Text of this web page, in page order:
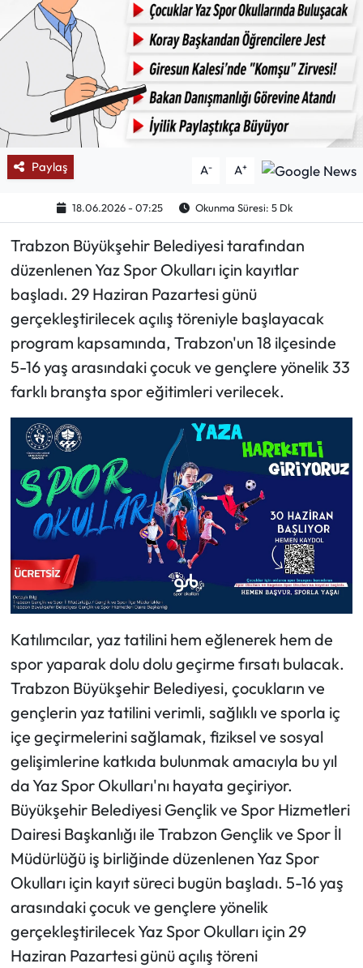
Paylaş A- A+
18.06.2026 - 07:25 Okunma Süresi: 5 Dk
Trabzon Büyükşehir Belediyesi tarafından
düzenlenen Yaz Spor Okulları için kayıtlar
başladı. 29 Haziran Pazartesi günü
gerçekleştirilecek açılış töreniyle başlayacak
program kapsamında, Trabzon'un 18 ilçesinde
5-16 yaş arasındaki çocuk ve gençlere yönelik 33
farklı branşta spor eğitimleri verilecek.
Katılımcılar, yaz tatilini hem eğlenerek hem de
spor yaparak dolu dolu geçirme fırsatı bulacak.
Trabzon Büyükşehir Belediyesi, çocukların ve
gençlerin yaz tatilini verimli, sağlıklı ve sporla iç
içe geçirmelerini sağlamak, fiziksel ve sosyal
gelişimlerine katkıda bulunmak amacıyla bu yıl
da Yaz Spor Okulları'nı hayata geçiriyor.
Büyükşehir Belediyesi Gençlik ve Spor Hizmetleri
Dairesi Başkanlığı ile Trabzon Gençlik ve Spor İl
Müdürlüğü iş birliğinde düzenlenen Yaz Spor
Okulları için kayıt süreci bugün başladı. 5-16 yaş
arasındaki çocuk ve gençlere yönelik
gerçekleştirilecek Yaz Spor Okulları için 29
Haziran Pazartesi günü açılış töreni
Köşe Yazıları
Karikatür Galeri
BIK
ASTROLOJİ
Spor Yazıları
Mektup Galeri
Ekonomi
Sağlık
Turizm
Teknoloji